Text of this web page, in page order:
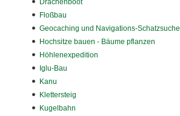
Floßbau
Geocaching und Navigations-Schatzsuche
Hochsitze bauen - Bäume pflanzen
Höhlenexpedition
Iglu-Bau
Kanu
Klettersteig
Kugelbahn